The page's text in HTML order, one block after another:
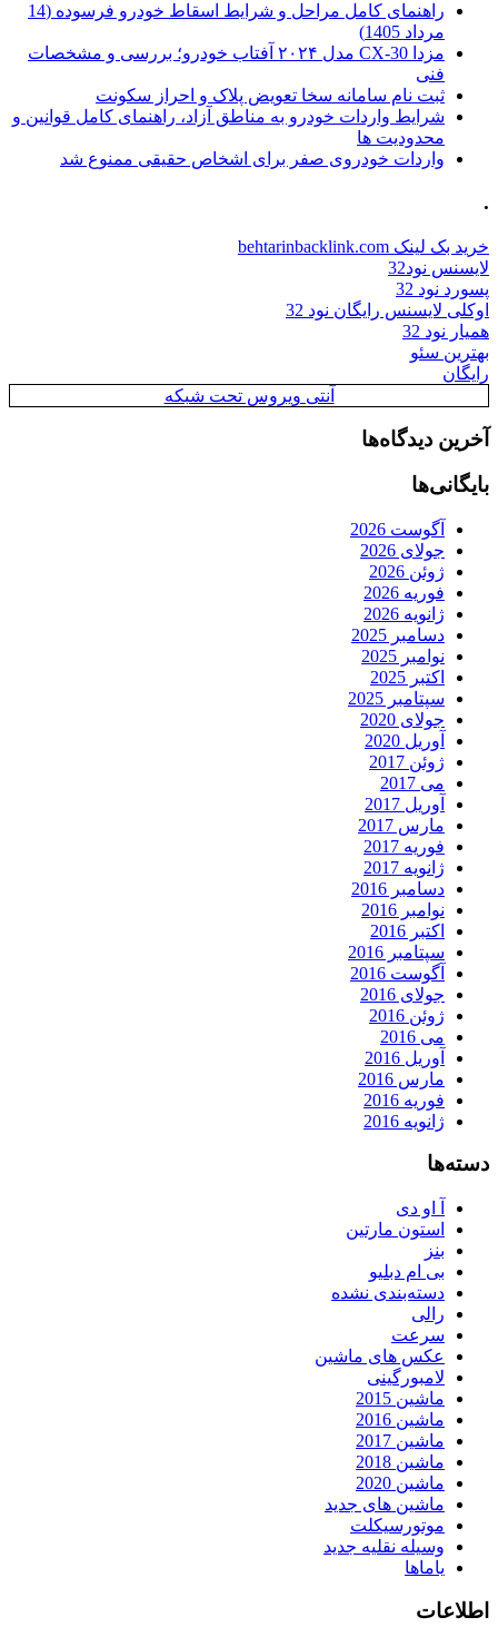
راهنمای کامل مراحل و شرایط اسقاط خودرو فرسوده (14
مرداد 1405)
مزدا CX-30 مدل ۲۰۲۴ آفتاب خودرو؛ بررسی و مشخصات
فنی
ثبت نام سامانه سخا تعویض پلاک و احراز سکونت
شرایط واردات خودرو به مناطق آزاد، راهنمای کامل قوانین و
محدودیت ها
واردات خودروی صفر برای اشخاص حقیقی ممنوع شد
.
خرید بک لینک behtarinbacklink.com
لایسنس نود32
پسورد نود 32
اوکلی لایسنس رایگان نود 32
همیار نود 32
بهترین سئو
رایگان
آنتی ویروس تحت شبکه
آخرین دیدگاه‌ها
بایگانی‌ها
آگوست 2026
جولای 2026
ژوئن 2026
فوریه 2026
ژانویه 2026
دسامبر 2025
نوامبر 2025
اکتبر 2025
سپتامبر 2025
جولای 2020
آوریل 2020
ژوئن 2017
می 2017
آوریل 2017
مارس 2017
فوریه 2017
ژانویه 2017
دسامبر 2016
نوامبر 2016
اکتبر 2016
سپتامبر 2016
آگوست 2016
جولای 2016
ژوئن 2016
می 2016
آوریل 2016
مارس 2016
فوریه 2016
ژانویه 2016
دسته‌ها
آ او دی
استون مارتین
بنز
بی ام دبلیو
دسته‌بندی نشده
رالی
سرعت
عکس های ماشین
لامبورگینی
ماشین 2015
ماشین 2016
ماشین 2017
ماشین 2018
ماشین 2020
ماشین های جدید
موتورسیکلت
وسیله نقلیه جدید
یاماها
اطلاعات